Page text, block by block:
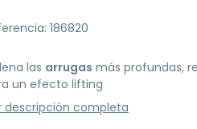
186820
las arrugas más profundas,
un efecto lifting
descripción completa